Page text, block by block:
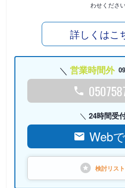
わせください
詳しくはこ
営業時間外
24時間受
Web
検討リス